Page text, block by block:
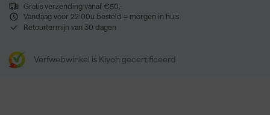
Gratis verzending vanaf €50,-
Vandaag voor 22:00u besteld = morgen in huis
Retourtermijn van 30 dagen
Verfwebwinkel is Kiyoh gecertificeerd